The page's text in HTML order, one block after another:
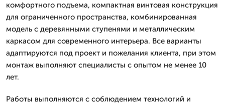
комфортного подъема, компактная винтовая конструкция
для ограниченного пространства, комбинированная
модель с деревянными ступенями и металлическим
каркасом для современного интерьера. Все варианты
адаптируются под проект и пожелания клиента, при этом
монтаж выполняют специалисты с опытом не менее 10
лет.
Работы выполняются с соблюдением технологий и